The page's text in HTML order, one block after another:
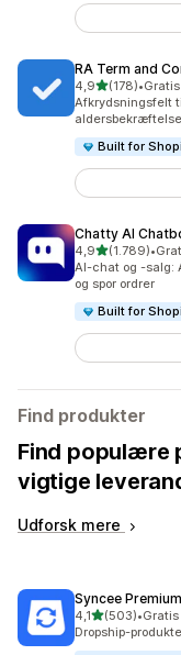
RA Term and
4,9ud af 5
(178)
178 anmeldelser
•
Afkrydsningsfelt
aldersbekræftelse
Built for
Chatty AI
4,9ud af 5
(1.789)
1789 •
AI-chat og -salg:
og spor ordrer
Built for
Find produkter
Find populære
vigtige
Udforsk mere
Syncee
4,1ud af 5 stjerner
(503)
503 anmeldelser
•
Dropship-